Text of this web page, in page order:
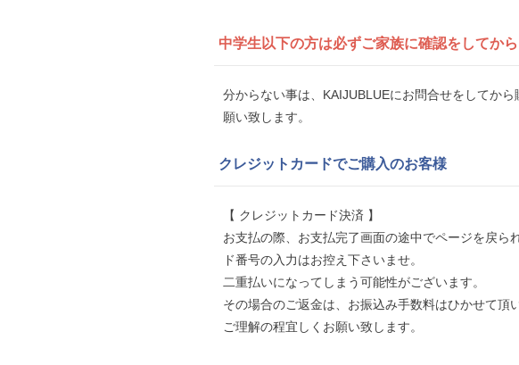
中学生以下の方は必ずご家族に確認をしてから
分からない事は、KAIJUBLUEにお問合せをしてか
願い致します。
クレジットカードでご購入のお客様
【 クレジットカード決済 】
お支払の際、お支払完了画面の途中でページを戻ら
ド番号の入力はお控え下さいませ。
二重払いになってしまう可能性がございます。
その場合のご返金は、お振込み手数料はひかせて頂
ご理解の程宜しくお願い致します。